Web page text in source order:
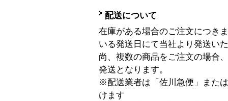
配送について
在庫がある場合のご注文につき
いる発送日にて当社より発送い
尚、複数の商品をご注文の場合
発送となります。
※配送業者は「佐川急便」また
けます